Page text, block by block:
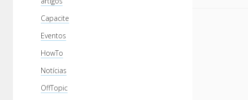
Capacite
Eventos
HowTo
Notícias
OffTopic